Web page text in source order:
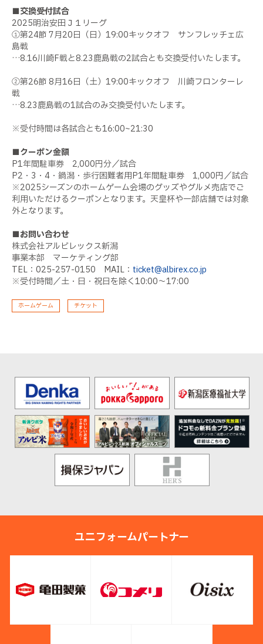
■交換受付試合
2025明治安田Ｊ１リーグ
①第24節 7月20日（日）19:00キックオフ サンフレッチェ広
島戦
…8.16川崎F戦と8.23鹿島戦の2試合とも交換受付いたします。
②第26節 8月16日（土）19:00キックオフ 川崎フロンターレ
戦
…8.23鹿島戦の1試合のみ交換受付いたします。
※受付時間は各試合とも16:00~21:30
■クーポン金額
P1年間駐車券 2,000円分／試合
P2・3・4・鍋潟・歩行困難者用P1年間駐車券 1,000円／試合
※2025シーズンのホームゲーム会場のグッズやグルメ売店でご
利用いただけるクーポンとなります。天皇杯や一部店舗では対象
外となります。
■お問い合わせ
株式会社アルビレックス新潟
事業本部 マーケティング部
TEL：025-257-0150 MAIL： ticket@albirex.co.jp
※受付時間／土・日・祝日を除く10:00～17:00
ホームゲーム チケット
ユニフォームパートナー